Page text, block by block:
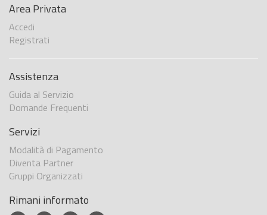
Area Privata
Accedi
Registrati
Assistenza
Guida al Servizio
Domande Frequenti
Servizi
Modalità di Pagamento
Diventa Partner
Gruppi Organizzati
Rimani informato